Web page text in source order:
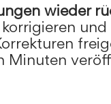
wieder
Minuten